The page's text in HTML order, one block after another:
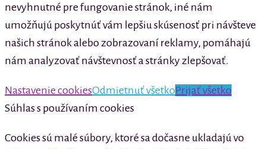
nevyhnutné pre fungovanie stránok, iné nám
umožňujú poskytnúť vám lepšiu skúsenosť pri návšteve
našich stránok alebo zobrazovaní reklamy, pomáhajú
nám analyzovať návštevnosť a stránky zlepšovať.
Nastavenie cookiesOdmietnuť všetkoPrijať všetko
Súhlas s používaním cookies
Cookies sú malé súbory, ktoré sa dočasne ukladajú vo